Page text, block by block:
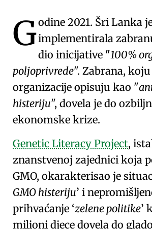
Godine 2021. Šri Lanka
implementirala
dioinicijative
100%
poljoprivrede . Zabrana,
organizacije opisuju kao
histeriju , dovela je do
ekonomske krize.
Genetic Literacy Project,
znanstvenoj zajednici koja
GMO, okarakterisao je
GMO histeriju i
prihvaćanje zelene politike
milioni djece dovela do